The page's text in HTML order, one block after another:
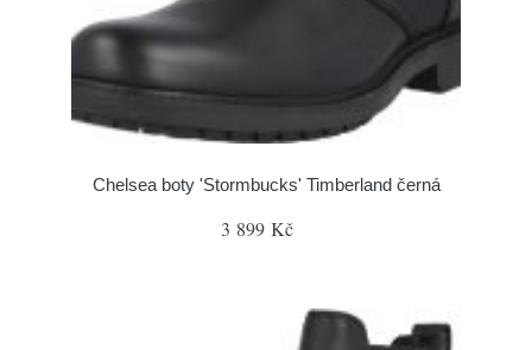
Chelsea boty 'Stormbucks' Timberland černá
3 899 Kč